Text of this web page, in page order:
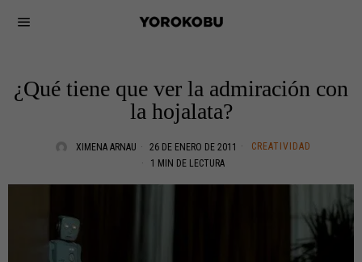
¿Qué tiene que ver la admiración con
la hojalata?
XIMENA ARNAU 26 DE ENERO DE 2011
CREATIVIDAD
1 MIN DE LECTURA